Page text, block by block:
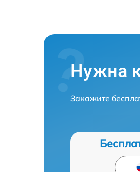
Нужна
Закажите